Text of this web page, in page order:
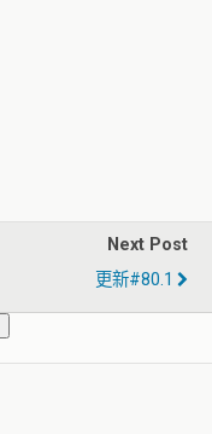
Next Post
更新#80.1